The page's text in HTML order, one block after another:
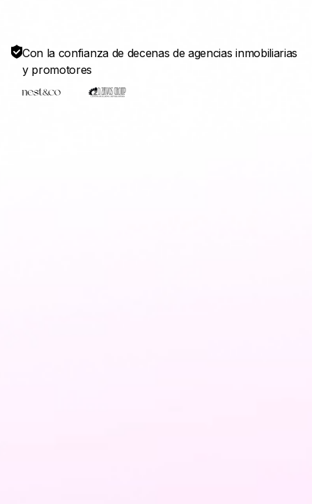
Con la confianza de decenas de agencias inmobiliarias
y promotores